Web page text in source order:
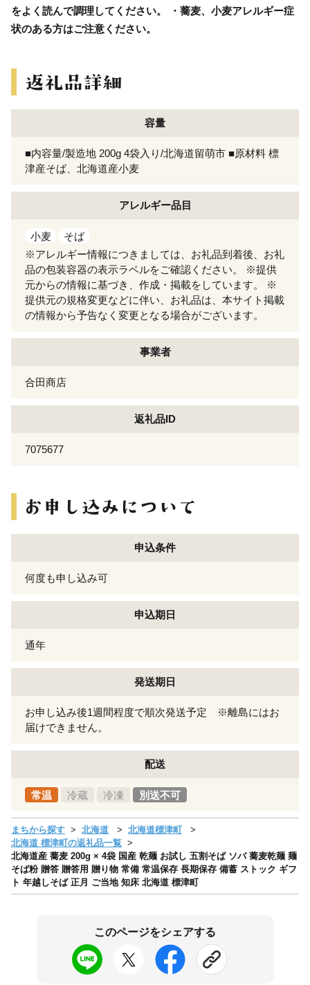
をよく読んで調理してください。 ・蕎麦、小麦アレルギー症
状のある方はご注意ください。
容量
■内容量/製造地 200g 4袋入り/北海道留萌市 ■原材料 標
津産そば、北海道産小麦
アレルギー品目
小麦
そば
※アレルギー情報につきましては、お礼品到着後、お礼
品の包装容器の表示ラベルをご確認ください。 ※提供
元からの情報に基づき、作成・掲載をしています。 ※
提供元の規格変更などに伴い、お礼品は、本サイト掲載
の情報から予告なく変更となる場合がございます。
事業者
合田商店
返礼品ID
7075677
申込条件
何度も申し込み可
申込期日
通年
発送期日
お申し込み後1週間程度で順次発送予定 ※離島にはお
届けできません。
配送
常温 冷蔵 冷凍 別送不可
まちから探す 北海道
北海道標津町
北海道 標津町の返礼品一覧
北海道産 蕎麦 200g × 4袋 国産 乾麺 お試し 五割そば ソバ 蕎麦乾麺 麺
そば粉 贈答 贈答用 贈り物 常備 常温保存 長期保存 備蓄 ストック ギフ
ト 年越しそば 正月 ご当地 知床 北海道 標津町
このページをシェアする